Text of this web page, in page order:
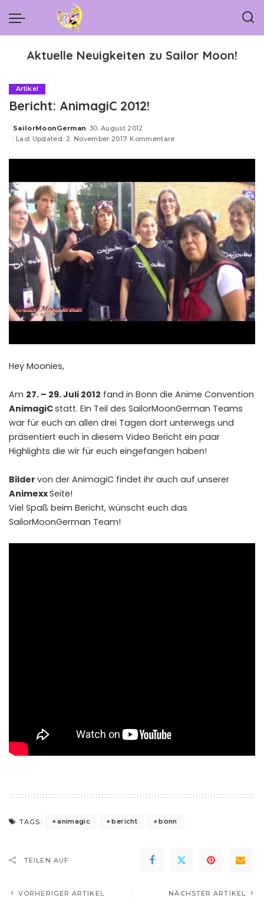
Aktuelle Neuigkeiten zu Sailor Moon!
Artikel
Bericht: AnimagiC 2012!
Posted
by
SailorMoonGerman 30. August 2012
Last Updated: 2. November 2017 Kommentare
Hey Moonies,
Am 27. – 29. Juli 2012 fand in Bonn die Anime Convention
AnimagiCstatt. Ein Teil des SailorMoonGerman Teams
war für euch an allen drei Tagen dort unterwegs und
präsentiert euch in diesem Video Bericht ein paar
Highlights die wir für euch eingefangen haben!
Bilder von der AnimagiC findet ihr auch auf unserer
AnimexxSeite!
Viel Spaß beim Bericht, wünscht euch das
SailorMoonGerman Team!
TAGS: animagic bericht bonn
TEILEN AUF
VORHERIGER ARTIKEL NÄCHSTER ARTIKEL